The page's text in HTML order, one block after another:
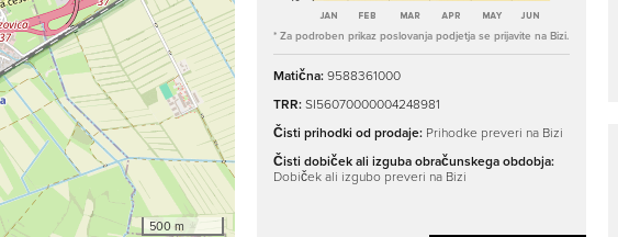
500 m
* Za podroben prikaz poslovanja podjetja se prijavite na Bizi.
Matična:9588361000
TRR:SI56070000004248981
Čisti prihodki od prodaje: Prihodke preveri na Bizi
Čisti dobiček ali izguba obračunskega obdobja:
Dobiček ali izgubo preveri na Bizi